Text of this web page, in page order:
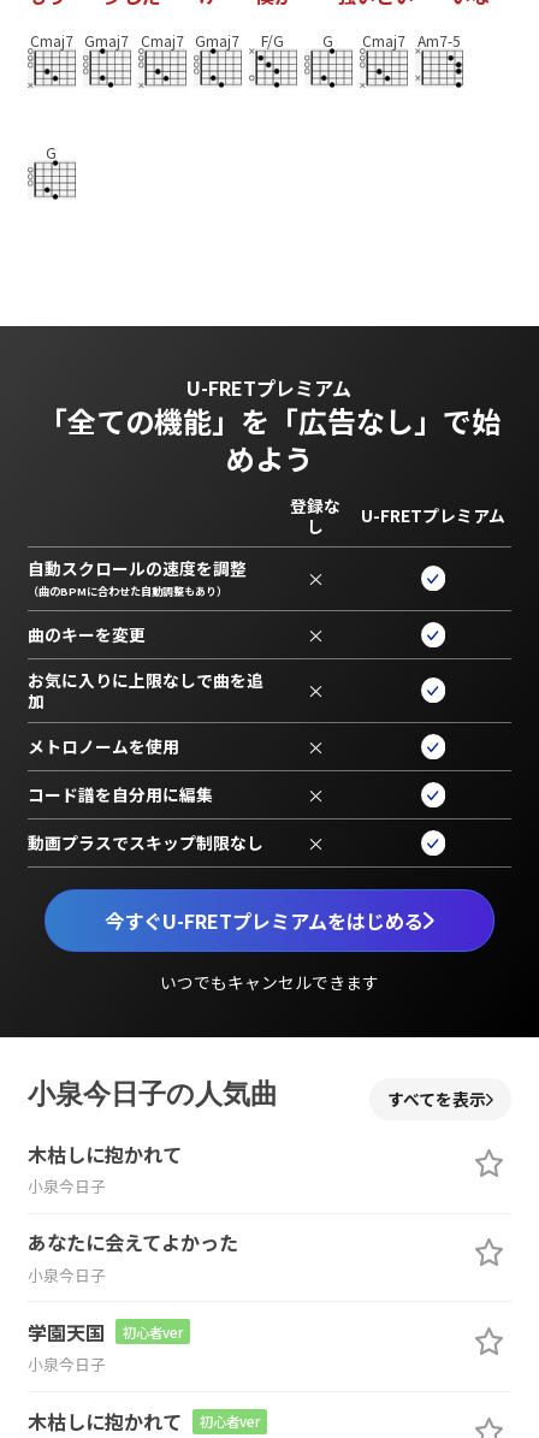
Cmaj7 Gmaj7 Cmaj7 Gmaj7 F/G G Cmaj7 Am7-5
G
U-FRETプレミアム
「全ての機能」を 「広告なし」で始
めよう
今すぐU-FRETプレミアムをはじめる
いつでもキャンセルできます
登録な
し
U-FRETプレミアム
自動スクロールの速度を調整
（曲のBPMに合わせた自動調整もあり） ×
曲のキーを変更 ×
お気に入りに上限なしで曲を追
加
×
メトロノームを使用 ×
コード譜を自分用に編集 ×
動画プラスでスキップ制限なし ×
小泉今日子の人気曲 すべてを表示
木枯しに抱かれて
小泉今日子
あなたに会えてよかった
小泉今日子
学園天国 初心者ver
小泉今日子
木枯しに抱かれて 初心者ver